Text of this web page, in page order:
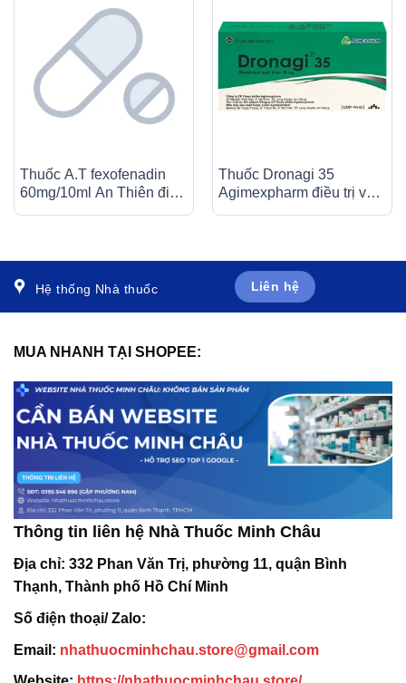
Thuốc A.T fexofenadin
60mg/10ml An Thiên điều
Thuốc Dronagi 35
Agimexpharm điều trị và
Hệ thống Nhà thuốc Liên hệ
MUA NHANH TẠI SHOPEE:
Thông tin liên hệ Nhà Thuốc Minh Châu
Địa chỉ: 332 Phan Văn Trị, phường 11, quận Bình
Thạnh, Thành phố Hồ Chí Minh
Số điện thoại/ Zalo:
Email: nhathuocminhchau.store@gmail.com